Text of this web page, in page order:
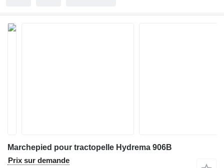
Marchepied pour tractopelle Hydrema 906B
Prix sur demande